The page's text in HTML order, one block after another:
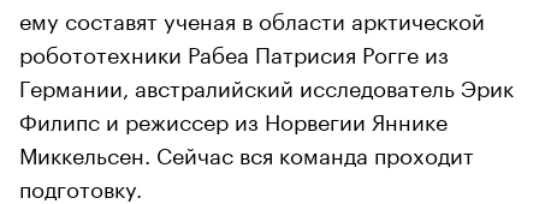
ему составят ученая в области арктической
робототехники Рабеа Патрисия Рогге из
Германии, австралийский исследователь Эрик
Филипс и режиссер из Норвегии Яннике
Миккельсен. Сейчас вся команда проходит
подготовку.